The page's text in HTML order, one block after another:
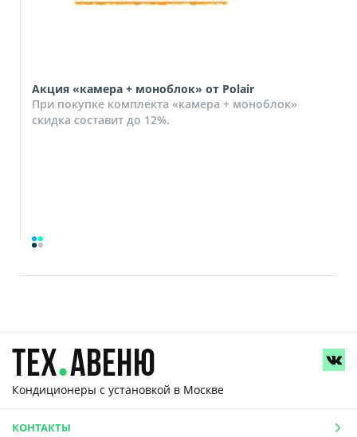
Акция «камера + моноблок» от Polair
При покупке комплекта «камера + моноблок»
скидка составит до 12%.
Кондиционеры с установкой в Москве
КОНТАКТЫ